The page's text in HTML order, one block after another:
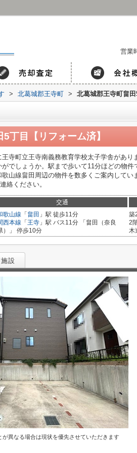
営業
> 北葛城郡王寺町 > 北葛城郡王寺町畠
丁目【リフォーム済】
寺町立王寺南義務教育学校太子学舎があ
でしょうか。駅まで歩いて11分ほどの物
山線畠田周辺の物件を数多くご案内してい
絡ください。
交通
歌山線 「 畠田 」駅 徒歩11分
西本線 「 王寺 」駅 バス11分 「畠田（奈良
）」 停歩10分
築
2
木
設
異なる場合は現状を優先させていただきます